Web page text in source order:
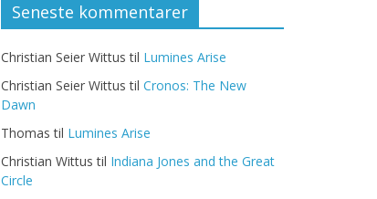
Seneste kommentarer
Christian Seier Wittus til Lumines Arise
Christian Seier Wittus til Cronos: The New
Dawn
Thomas til Lumines Arise
Christian Wittus til Indiana Jones and the Great
Circle